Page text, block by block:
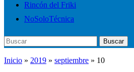
Rincón del Friki
NoSoloTécnica
Buscar: Buscar
Inicio » 2019 » septiembre » 10